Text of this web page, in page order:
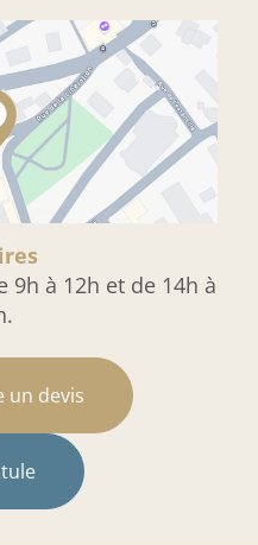
9h à 12h et de 14h à
un devis